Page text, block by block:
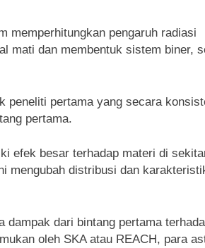
memperhitungkan pengaruh radiasi
mati dan membentuk sistem biner,
peneliti pertama yang secara
pertama.
efek besar terhadap materi di
mengubah distribusi dan
dampak dari bintang pertama
oleh SKA atau REACH, para